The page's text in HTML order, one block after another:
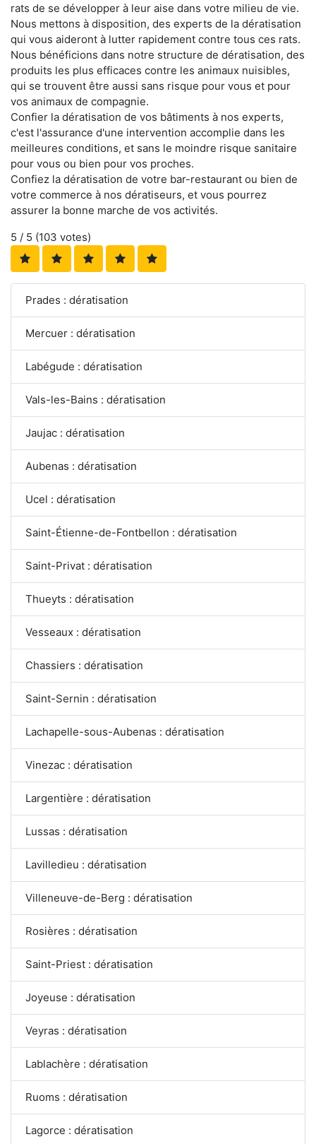
rats de se développer à leur aise dans votre milieu de vie.
Nous mettons à disposition, des experts de la dératisation
qui vous aideront à lutter rapidement contre tous ces rats.
Nous bénéficions dans notre structure de dératisation, des
produits les plus efficaces contre les animaux nuisibles,
qui se trouvent être aussi sans risque pour vous et pour
vos animaux de compagnie.
Confier la dératisation de vos bâtiments à nos experts,
c'est l'assurance d'une intervention accomplie dans les
meilleures conditions, et sans le moindre risque sanitaire
pour vous ou bien pour vos proches.
Confiez la dératisation de votre bar-restaurant ou bien de
votre commerce à nos dératiseurs, et vous pourrez
assurer la bonne marche de vos activités.
5 / 5 (103 votes)
Prades : dératisation
Mercuer : dératisation
Labégude : dératisation
Vals-les-Bains : dératisation
Jaujac : dératisation
Aubenas : dératisation
Ucel : dératisation
Saint-Étienne-de-Fontbellon : dératisation
Saint-Privat : dératisation
Thueyts : dératisation
Vesseaux : dératisation
Chassiers : dératisation
Saint-Sernin : dératisation
Lachapelle-sous-Aubenas : dératisation
Vinezac : dératisation
Largentière : dératisation
Lussas : dératisation
Lavilledieu : dératisation
Villeneuve-de-Berg : dératisation
Rosières : dératisation
Saint-Priest : dératisation
Joyeuse : dératisation
Veyras : dératisation
Lablachère : dératisation
Ruoms : dératisation
Lagorce : dératisation